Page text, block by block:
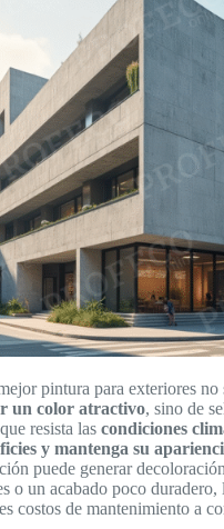
pintura para exteriores no
un color atractivo, sino de
resista las condiciones
y mantenga su
puede generar
o un acabado poco duradero,
costos de mantenimiento a